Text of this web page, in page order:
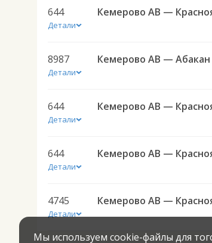
644
Детали
Кемерово АВ —
8987
Детали
Кемерово АВ — Абакан
644
Детали
Кемерово АВ —
644
Детали
Кемерово АВ —
4745
Детали
Кемерово АВ —
Мы используем cookie-файлы для